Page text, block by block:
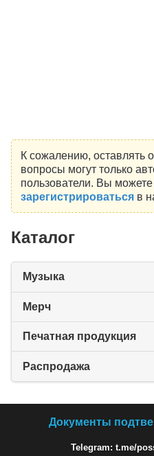
К сожалению, оставлять
вопросы могут только
пользователи. Вы можете
зарегистрироватьсяв
Каталог
Музыка
Мерч
Печатная продукция
Распродажа
Документы
Telegram: t.me/